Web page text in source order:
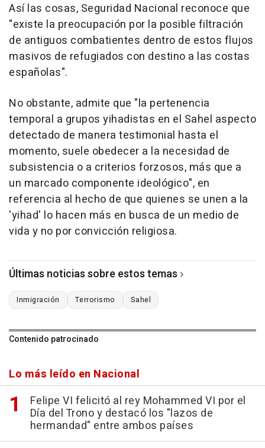
Así las cosas, Seguridad Nacional reconoce que
"existe la preocupación por la posible filtración
de antiguos combatientes dentro de estos flujos
masivos de refugiados con destino a las costas
españolas".
No obstante, admite que "la pertenencia
temporal a grupos yihadistas en el Sahel aspecto
detectado de manera testimonial hasta el
momento, suele obedecer a la necesidad de
subsistencia o a criterios forzosos, más que a
un marcado componente ideológico", en
referencia al hecho de que quienes se unen a la
'yihad' lo hacen más en busca de un medio de
vida y no por convicción religiosa.
Últimas noticias sobre estos temas
Inmigración Terrorismo Sahel
Contenido patrocinado
Lo más leído en Nacional
Felipe VI felicitó al rey Mohammed VI por el
Día del Trono y destacó los "lazos de
hermandad" entre ambos países